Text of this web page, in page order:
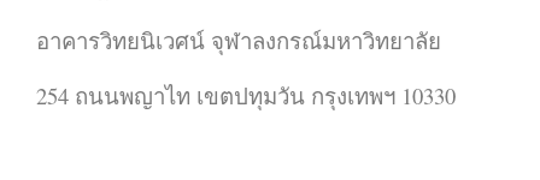
อาคารวิทยนิเวศน์ จุฬาลงกรณ์มหาวิทยาลัย
254 ถนนพญาไท เขตปทุมวัน กรุงเทพฯ 10330